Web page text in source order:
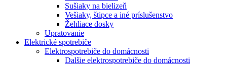
Sušiaky na bielizeň
Vešiaky, štipce a iné príslušenstvo
Žehliace dosky
Upratovanie
Elektrické spotrebiče
Elektrospotrebiče do domácnosti
Dalšie elektrospotrebiče do domácnosti